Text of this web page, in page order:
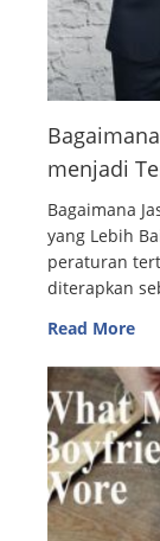
menjadi
Bagaimana
yang Lebih
peraturan
diterapkan
Read More